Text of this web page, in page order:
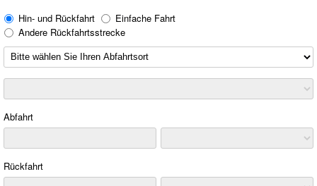
Hin- und Rückfahrt
Einfache Fahrt
Andere Rückfahrtsstrecke
Abfahrt
Rückfahrt